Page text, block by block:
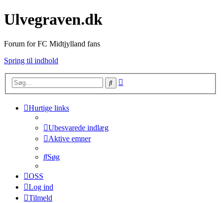
Ulvegraven.dk
Forum for FC Midtjylland fans
Spring til indhold
Søg
Hurtige links
Ubesvarede indlæg
Aktive emner
Søg
OSS
Log ind
Tilmeld